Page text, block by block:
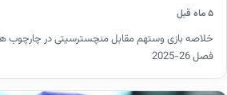
۵ ماه قبل
خلاصه بازی وستهم مقابل منچسترسیتی در چارچوب
فصل 26-2025